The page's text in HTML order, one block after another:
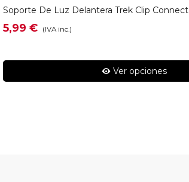
Soporte De Luz Delantera Trek Clip Connect
5,99 € (IVA inc.)
Ver opciones